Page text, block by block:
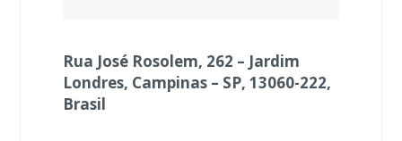
Rua José Rosolem, 262 – Jardim
Londres, Campinas – SP, 13060-222,
Brasil